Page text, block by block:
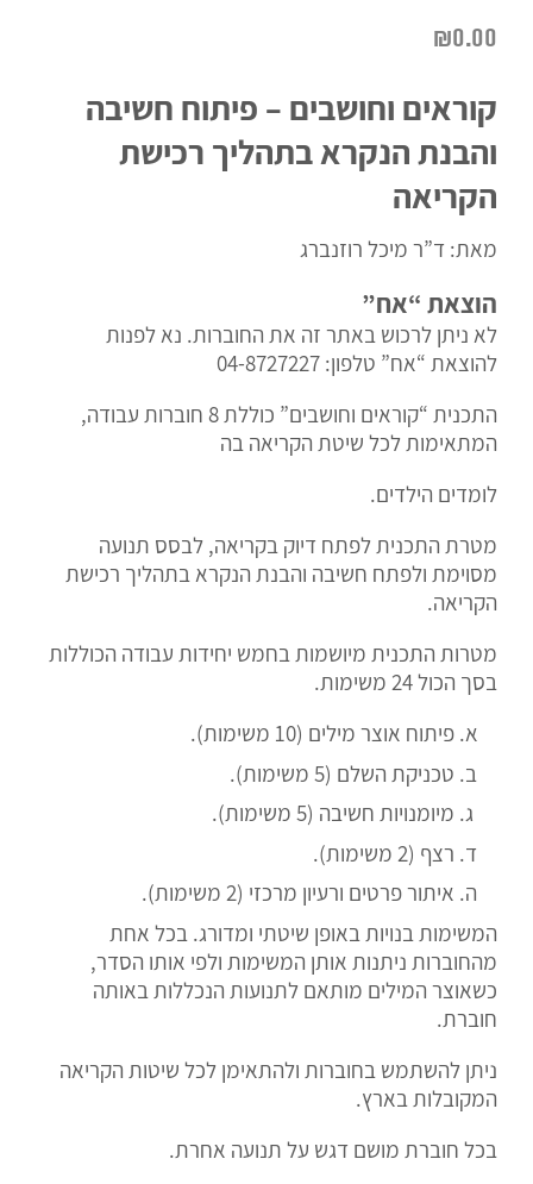
₪0.00
קוראים וחושבים – פיתוח חשיבה
והבנת הנקרא בתהליך רכישת
הקריאה
מאת: ד”ר מיכל רוזנברג
הוצאת “אח”
לא ניתן לרכוש באתר זה את החוברות. נא לפנות
להוצאת “אח” טלפון:04-8727227
התכנית “קוראים וחושבים” כוללת 8 חוברות עבודה,
המתאימות לכל שיטת הקריאה בה
לומדים הילדים.
מטרת התכנית לפתח דיוק בקריאה, לבסס תנועה
מסוימת ולפתח חשיבה והבנת הנקרא בתהליך רכישת
הקריאה.
מטרות התכנית מיושמות בחמש יחידות עבודה הכוללות
בסך הכול 24 משימות.
פיתוח אוצר מילים (10 משימות).
טכניקת השלם (5 משימות).
מיומנויות חשיבה (5 משימות).
רצף (2 משימות).
איתור פרטים ורעיון מרכזי (2 משימות).
המשימות בנויות באופן שיטתי ומדורג. בכל אחת
מהחוברות ניתנות אותן המשימות ולפי אותו הסדר,
כשאוצר המילים מותאם לתנועות הנכללות באותה
חוברת.
ניתן להשתמש בחוברות ולהתאימן לכל שיטות הקריאה
המקובלות בארץ.
בכל חוברת מושם דגש על תנועה אחרת.